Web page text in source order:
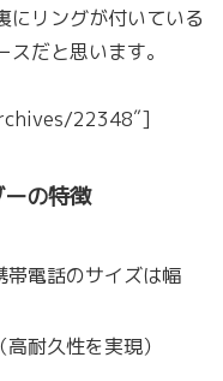
にリングが付いている
だと思います。
22348″]
の特徴
帯電話のサイズは幅
耐久性を実現）